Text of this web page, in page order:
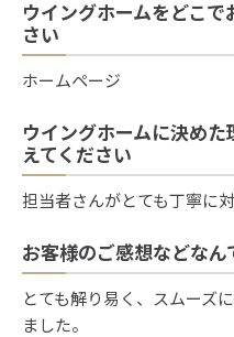
ウイングホームをどこ
さい
ホームページ
ウイングホームに決め
えてください
担当者さんがとても丁寧に
お客様のご感想などな
とても解り易く、スムーズ
ました。